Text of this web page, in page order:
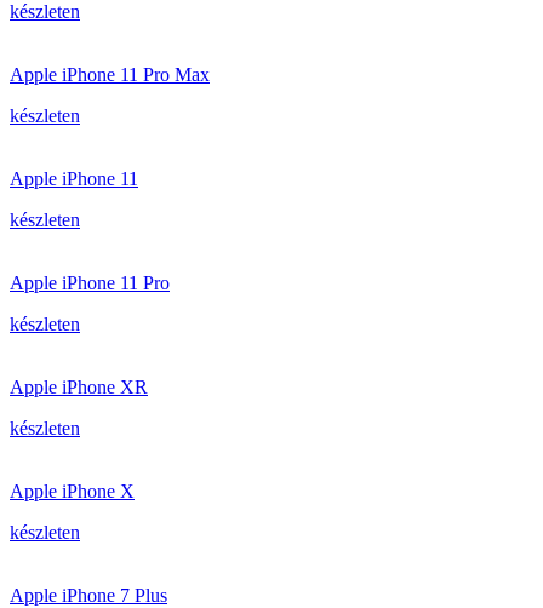
készleten
Apple iPhone 11 Pro Max
készleten
Apple iPhone 11
készleten
Apple iPhone 11 Pro
készleten
Apple iPhone XR
készleten
Apple iPhone X
készleten
Apple iPhone 7 Plus